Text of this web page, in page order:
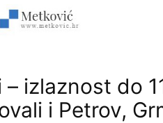
izlaznost do
i Petrov,